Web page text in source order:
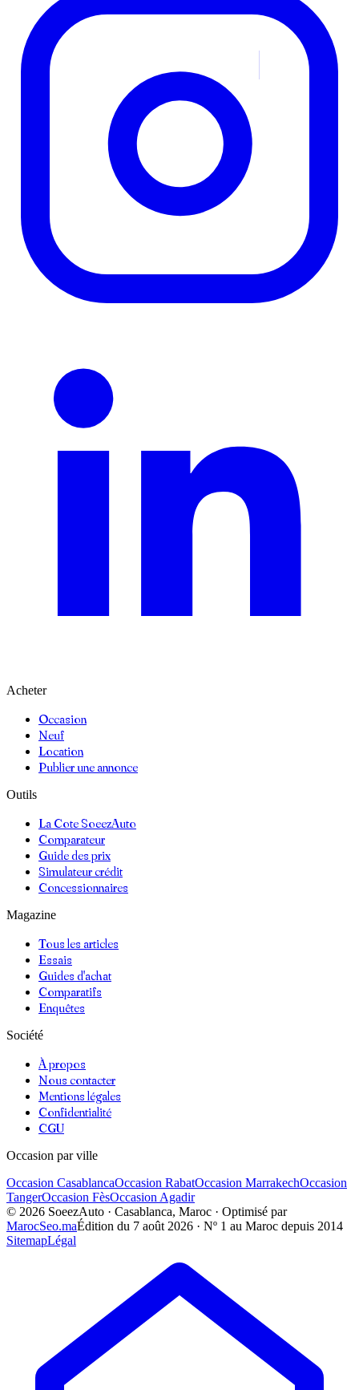
Acheter
Occasion
Neuf
Location
Publier une annonce
Outils
La Cote SoeezAuto
Comparateur
Guide des prix
Simulateur crédit
Concessionnaires
Magazine
Tous les articles
Essais
Guides d'achat
Comparatifs
Enquêtes
Société
À propos
Nous contacter
Mentions légales
Confidentialité
CGU
Occasion par ville
Occasion CasablancaOccasion RabatOccasion MarrakechOccasion
TangerOccasion FèsOccasion Agadir
© 2026 SoeezAuto · Casablanca, Maroc · Optimisé par
MarocSeo.maÉdition du 7 août 2026 · Nº 1 au Maroc depuis 2014
SitemapLégal